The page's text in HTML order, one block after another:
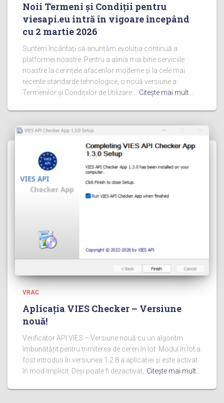
Noii Termeni și Condiții pentru
viesapi.eu intră în vigoare începând
cu 2 martie 2026
Suntem încântați să anunțăm evoluția continuă a
platformei noastre. Pentru a alinia mai bine serviciile
noastre la cerințele afacerilor moderne și la cele mai
recente standarde tehnologice, o nouă versiune a
Termenilor și Condițiilor de Utilizare... Citeşte mai mult…
VRAC
Aplicația VIES Checker – Versiune
nouă!
Verificator API VIES – Versiune nouă cu un algoritm
îmbunătățit pentru trimiterea de cereri în lot. Modul în lot a
fost introdus în versiunea 1.2.8 a aplicației și este activat
în mod implicit. Deși poate fi dezactivat, Citeşte mai mult…